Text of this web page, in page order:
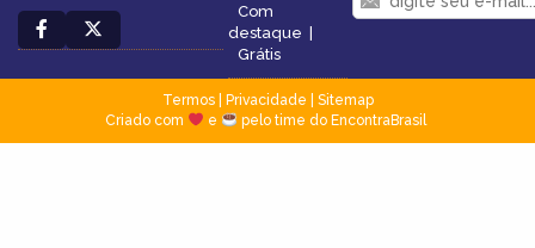
Com
destaque |
Grátis
Termos| Privacidade
Sitemap
Criado com
e pelo time do EncontraBrasil